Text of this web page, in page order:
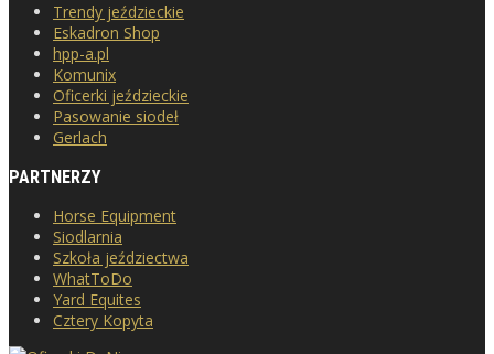
Trendy jeździeckie
Eskadron Shop
hpp-a.pl
Komunix
Oficerki jeździeckie
Pasowanie siodeł
Gerlach
PARTNERZY
Horse Equipment
Siodlarnia
Szkoła jeździectwa
WhatToDo
Yard Equites
Cztery Kopyta